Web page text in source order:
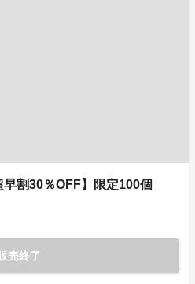
割30％OFF】限定100個
売終了